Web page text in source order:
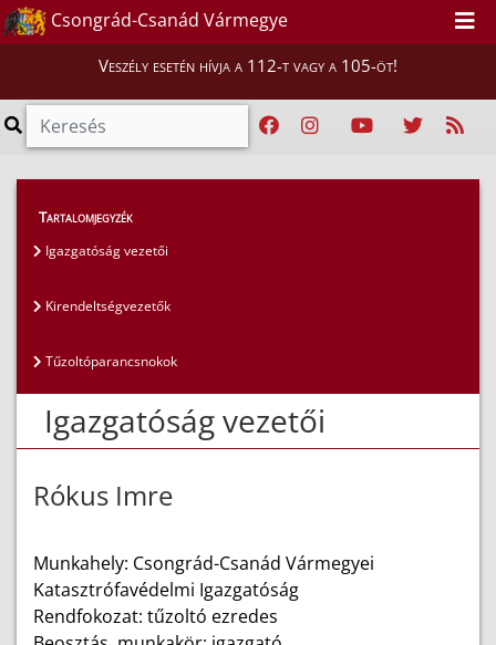
Csongrád-Csanád Vármegye
Veszély esetén hívja a 112-t vagy a 105-öt!
Magunkról
Igazgatóság vezetői
Tartalomjegyzék
Igazgatóság vezetői
Kirendeltségvezetők
Tűzoltóparancsnokok
Igazgatóság vezetői
Rókus Imre
Munkahely: Csongrád-Csanád Vármegyei
Katasztrófavédelmi Igazgatóság
Rendfokozat: tűzoltó ezredes